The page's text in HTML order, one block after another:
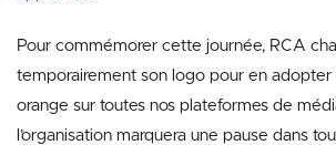
Pour commémorer cette journée, RCA
temporairement son logo pour en adopter
orange sur toutes nos plateformes de
l’organisation marquera une pause dans